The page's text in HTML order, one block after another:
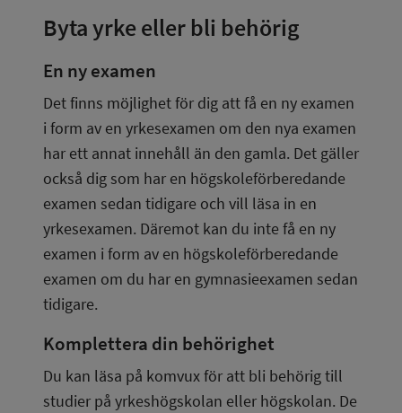
Byta yrke eller bli behörig
En ny examen
Det finns möjlighet för dig att få en ny examen
i form av en yrkesexamen om den nya examen
har ett annat innehåll än den gamla. Det gäller
också dig som har en högskoleförberedande
examen sedan tidigare och vill läsa in en
yrkesexamen. Däremot kan du inte få en ny
examen i form av en högskoleförberedande
examen om du har en gymnasieexamen sedan
tidigare.
Komplettera din behörighet
Du kan läsa på komvux för att bli behörig till
studier på yrkeshögskolan eller högskolan. De